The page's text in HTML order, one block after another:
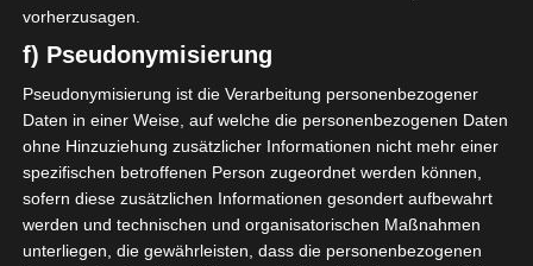
VAR: Amir Ayadi).
Club sportif sfaxien – Avenir sportif de
Soliman (Schiedsrichter: Naim Hosni / VAR:
Khalil Jarii).
Die nationale Schiedsrichterleitung hat am Montag
die Schiedsrichter für die zweite Phase des zehnten
Spieltags der Ligue 1 bekannt gegeben.
vorherzusagen.
f) Pseudonymisierung
Pseudonymisierung ist die Verarbeitung personenbezogener
Daten in einer Weise, auf welche die personenbezogenen Daten
ohne Hinzuziehung zusätzlicher Informationen nicht mehr einer
spezifischen betroffenen Person zugeordnet werden können,
sofern diese zusätzlichen Informationen gesondert aufbewahrt
werden und technischen und organisatorischen Maßnahmen
unterliegen, die gewährleisten, dass die personenbezogenen